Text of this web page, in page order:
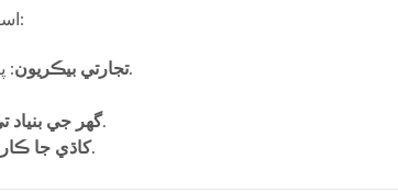
اسان جي مشين استعمال ڪندڙن جي وسيع رينج لاء ڀرپور آهي:
تجارتي بيڪريون: پيداوار جي ڪارڪردگي کي وڌايو ۽ استحڪام برقرار رکڻ.
گھر جي بنياد: گهر ۾ پيشه ور معيار جي آٽي گول حاصل ڪريو.
کاڌي جا: آسانيء سان اعلي مقدار جي مطالبن کي پورا ڪريو.